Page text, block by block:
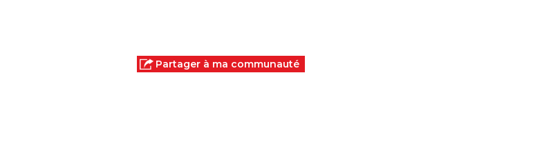
Partager à ma communauté